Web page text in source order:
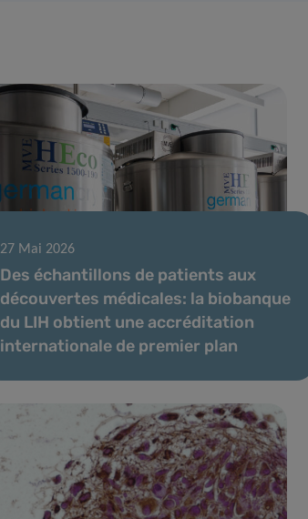
27 Mai 2026
Des échantillons de patients aux
découvertes médicales: la biobanque
du LIH obtient une accréditation
internationale de premier plan